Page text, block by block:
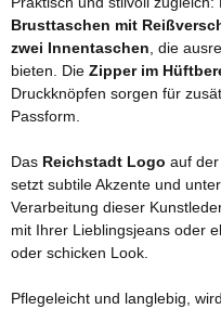
Brusttaschen mit
zwei Innentaschen , die
bieten. Die Zipper im
Druckknöpfen sorgen für
Passform.
Das Reichstadt Logo auf
setzt subtile Akzente und
Verarbeitung dieser
mit Ihrer Lieblingsjeans oder
oder schicken Look.
Pflegeleicht und langlebig,